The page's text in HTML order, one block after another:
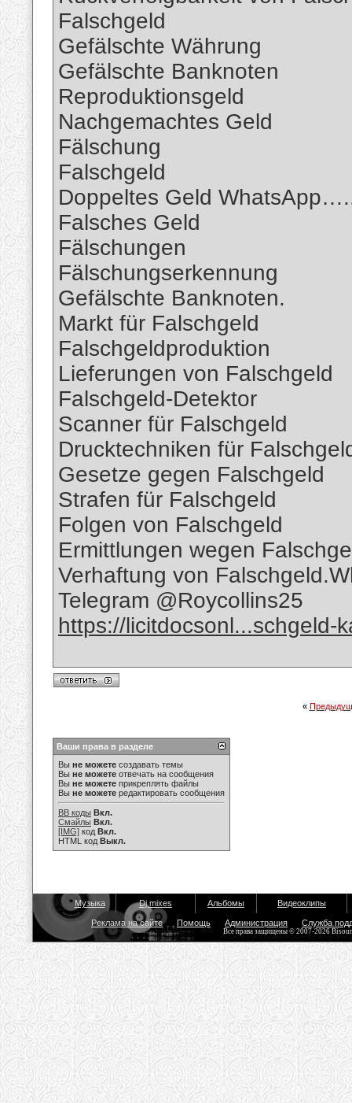
Falschgeld
Gefälschte Währung
Gefälschte Banknoten
Reproduktionsgeld
Nachgemachtes Geld
Fälschung
Falschgeld
Doppeltes Geld
Falsches Geld
Fälschungen
Fälschungserkennung
Gefälschte Banknoten.
Markt für Falschgeld
Falschgeldproduktion
Lieferungen von Falschgeld
Falschgeld-Detektor
Scanner für Falschgeld
Drucktechniken für
Gesetze gegen Falschgeld
Strafen für Falschgeld
Folgen von Falschgeld
Ermittlungen wegen
Verhaftung von
Telegram @Roycollins25
https://licitdocsonl...schgeld-
«
Ваши права в разделе
Вы не можете создавать темы
Вы не можете отвечать на сообщения
Вы не можете прикреплять файлы
Вы не можете редактировать сообщения
BB коды Вкл.
Смайлы Вкл.
[IMG] код Вкл.
HTML код Выкл.
Музыка Dj mixes Альбомы Видеоклипы
Реклама на сайте Помощь Администрация Служба
Все права защищены © 2007-2026